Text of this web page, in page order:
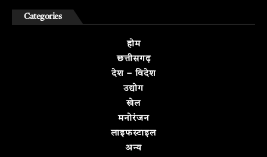
Categories
होम
छत्तीसगढ़
देश – विदेश
उद्योग
खेल
मनोरंजन
लाइफस्टाइल
अन्य